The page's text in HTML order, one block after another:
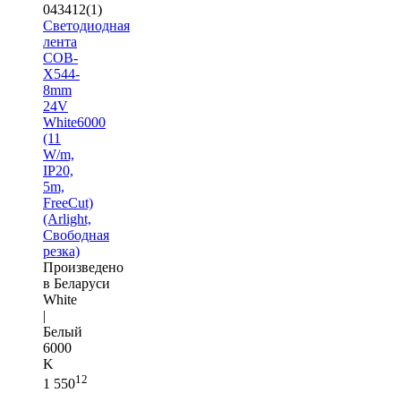
043412(1)
Светодиодная
лента
COB-
X544-
8mm
24V
White6000
(11
W/m,
IP20,
5m,
FreeCut)
(Arlight,
Свободная
резка)
Произведено
в Беларуси
White
|
Белый
6000
K
1 55012